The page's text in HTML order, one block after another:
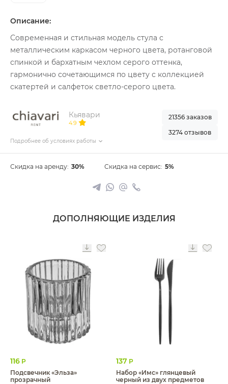
Описание:
Современная и стильная модель стула с
металлическим каркасом черного цвета, ротанговой
спинкой и бархатным чехлом серого оттенка,
гармонично сочетающимся по цвету с коллекцией
скатертей и салфеток светло-серого цвета.
Кьявари
4.9
Подробнее об условиях работы
21356 заказов
3274 отзывов
Скидка на аренду: 30% Скидка на сервис: 5%
ДОПОЛНЯЮЩИЕ ИЗДЕЛИЯ
116 Р
Подсвечник «Эльза»
прозрачный
137 Р
Набор «Имс» глянцевый
черный из двух предметов